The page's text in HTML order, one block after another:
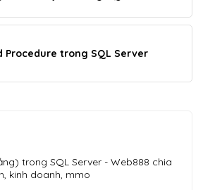
Procedure trong SQL Server
trong SQL Server - Web888 chia
kinh doanh, mmo